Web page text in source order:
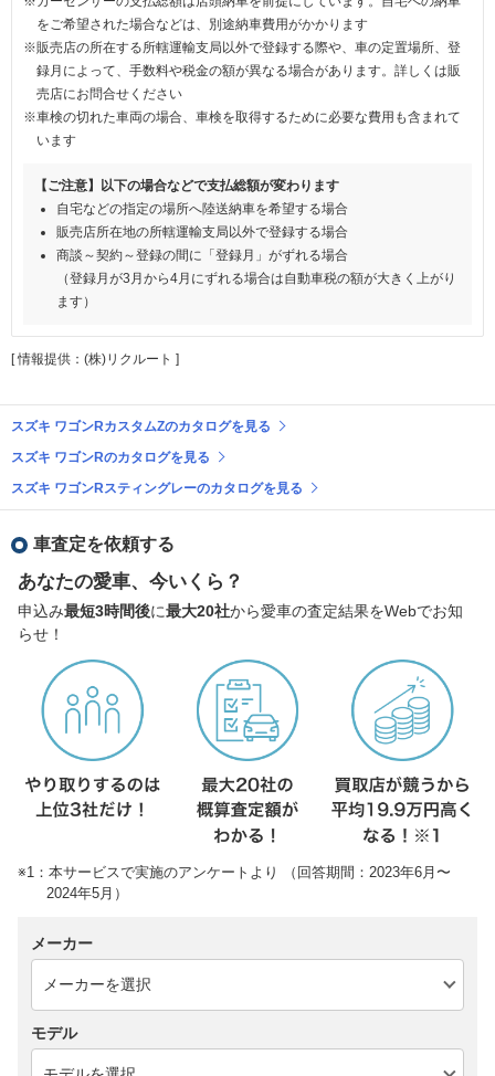
をご希望された場合などは、別途納車費用がかかります
※販売店の所在する所轄運輸支局以外で登録する際や、車の定置場所、登
録月によって、手数料や税金の額が異なる場合があります。詳しくは販
売店にお問合せください
※車検の切れた車両の場合、車検を取得するために必要な費用も含まれて
います
【ご注意】以下の場合などで支払総額が変わります
自宅などの指定の場所へ陸送納車を希望する場合
販売店所在地の所轄運輸支局以外で登録する場合
商談～契約～登録の間に「登録月」がずれる場合
（登録月が3月から4月にずれる場合は自動車税の額が大きく上がり
ます）
[ 情報提供：(株)リクルート ]
スズキ ワゴンRカスタムZのカタログを見る
スズキ ワゴンRのカタログを見る
スズキ ワゴンRスティングレーのカタログを見る
車査定を依頼する
あなたの愛車、今いくら？
申込み最短3時間後に最大20社から愛車の査定結果をWebでお知
らせ！
※1：本サービスで実施のアンケートより （回答期間：2023年6月〜
2024年5月）
メーカー
モデル